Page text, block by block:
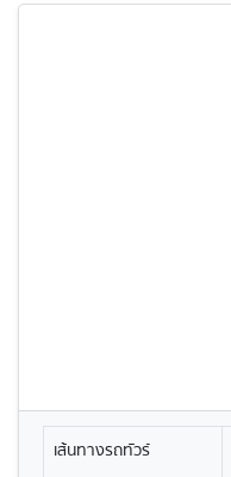
เส้นทางรถทัวร์